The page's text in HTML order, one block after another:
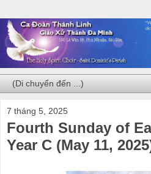
7 tháng 5, 2025
Fourth Sunday of
Year C (May 11,